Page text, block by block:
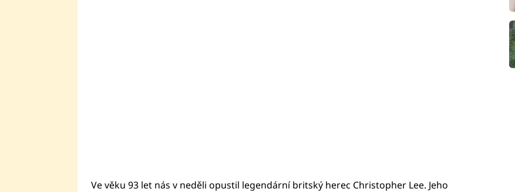
Ve věku 93 let nás v neděli opustil legendární britský herec Christopher Lee. Jeho